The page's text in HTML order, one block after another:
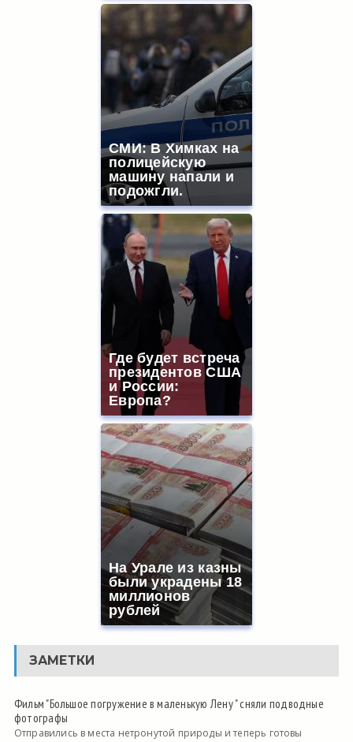
СМИ: В Химках на
полицейскую
машину напали и
подожгли.
Где будет встреча
президентов США
и России:
Европа?
На Урале из казны
были украдены 18
миллионов
рублей
ЗАМЕТКИ
Фильм "Большое погружение в маленькую Лену " сняли подводные
фотографы
Отправились в места нетронутой природы и теперь готовы